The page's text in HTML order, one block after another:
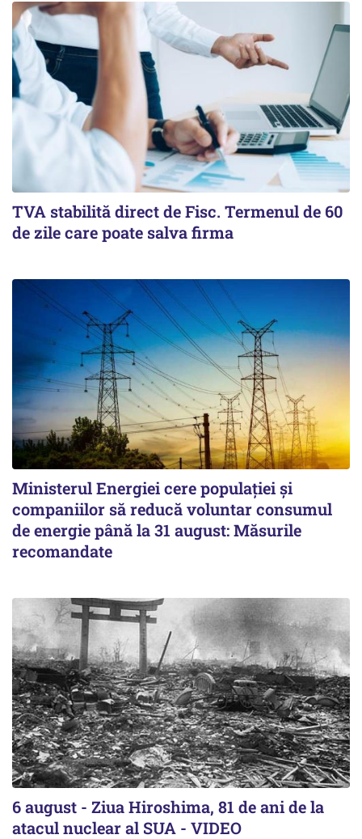
TVA stabilită direct de Fisc. Termenul de 60
de zile care poate salva firma
Ministerul Energiei cere populației și
companiilor să reducă voluntar consumul
de energie până la 31 august: Măsurile
recomandate
6 august - Ziua Hiroshima, 81 de ani de la
atacul nuclear al SUA - VIDEO